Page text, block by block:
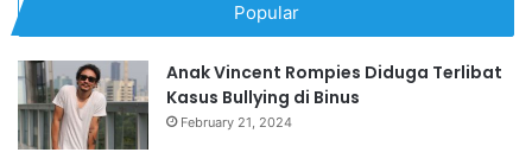
Popular
Anak Vincent Rompies Diduga Terlibat
Kasus Bullying di Binus
February 21, 2024